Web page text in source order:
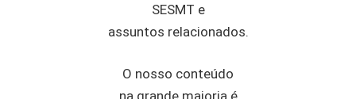
SESMT e
assuntos relacionados.
O nosso conteúdo
na grande maioria é